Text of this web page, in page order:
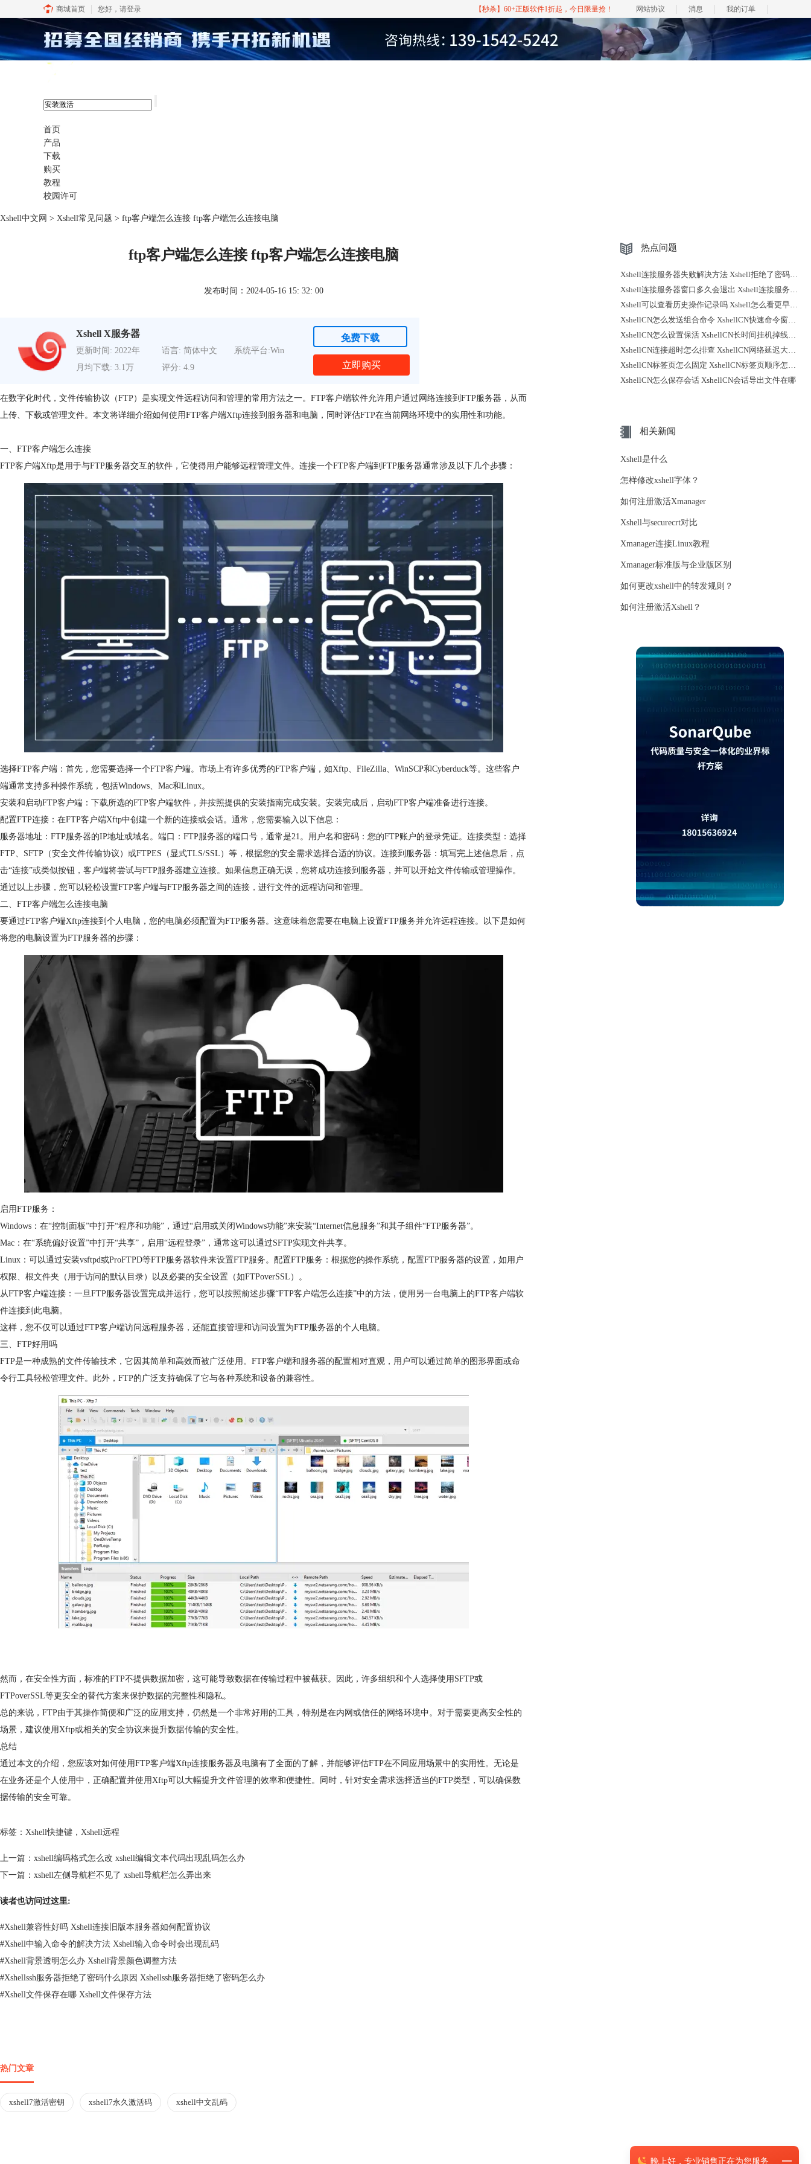
晚上好， 专业销售正在为您服务
商城首页 您好， 请登录 【秒杀】60+正版软件1折起，今日限量抢！ 网站协议 消息 我的订单
首页
产品
下载
购买
教程
校园许可
Xshell中文网 > Xshell常见问题 > ftp客户端怎么连接 ftp客户端怎么连接电脑
ftp客户端怎么连接 ftp客户端怎么连接电脑
发布时间：2024-05-16 15: 32: 00
Xshell X服务器
更新时间: 2022年 语言: 简体中文
系统平台:Win
月均下载: 3.1万
评分: 4.9
免费下载
立即购买
在数字化时代，文件传输协议（FTP）是实现文件远程访问和管理的常用方法之一。FTP客户端软件允许用户通过网络连接到FTP服务器，从而
上传、下载或管理文件。本文将详细介绍如何使用FTP客户端Xftp连接到服务器和电脑，同时评估FTP在当前网络环境中的实用性和功能。
一、FTP客户端怎么连接
FTP客户端Xftp是用于与FTP服务器交互的软件，它使得用户能够远程管理文件。连接一个FTP客户端到FTP服务器通常涉及以下几个步骤：
选择FTP客户端：首先，您需要选择一个FTP客户端。市场上有许多优秀的FTP客户端，如Xftp、FileZilla、WinSCP和Cyberduck等。这些客户
端通常支持多种操作系统，包括Windows、Mac和Linux。
安装和启动FTP客户端：下载所选的FTP客户端软件，并按照提供的安装指南完成安装。安装完成后，启动FTP客户端准备进行连接。
配置FTP连接：在FTP客户端Xftp中创建一个新的连接或会话。通常，您需要输入以下信息：
服务器地址：FTP服务器的IP地址或域名。端口：FTP服务器的端口号，通常是21。用户名和密码：您的FTP账户的登录凭证。连接类型：选择
FTP、SFTP（安全文件传输协议）或FTPES（显式TLS/SSL）等，根据您的安全需求选择合适的协议。连接到服务器：填写完上述信息后，点
击“连接”或类似按钮，客户端将尝试与FTP服务器建立连接。如果信息正确无误，您将成功连接到服务器，并可以开始文件传输或管理操作。
通过以上步骤，您可以轻松设置FTP客户端与FTP服务器之间的连接，进行文件的远程访问和管理。
二、FTP客户端怎么连接电脑
要通过FTP客户端Xftp连接到个人电脑，您的电脑必须配置为FTP服务器。这意味着您需要在电脑上设置FTP服务并允许远程连接。以下是如何
将您的电脑设置为FTP服务器的步骤：
启用FTP服务：
Windows：在“控制面板”中打开“程序和功能”，通过“启用或关闭Windows功能”来安装“Internet信息服务”和其子组件“FTP服务器”。
Mac：在“系统偏好设置”中打开“共享”，启用“远程登录”，通常这可以通过SFTP实现文件共享。
Linux：可以通过安装vsftpd或ProFTPD等FTP服务器软件来设置FTP服务。配置FTP服务：根据您的操作系统，配置FTP服务器的设置，如用户
权限、根文件夹（用于访问的默认目录）以及必要的安全设置（如FTPoverSSL）。
从FTP客户端连接：一旦FTP服务器设置完成并运行，您可以按照前述步骤“FTP客户端怎么连接”中的方法，使用另一台电脑上的FTP客户端软
件连接到此电脑。
这样，您不仅可以通过FTP客户端访问远程服务器，还能直接管理和访问设置为FTP服务器的个人电脑。
三、FTP好用吗
FTP是一种成熟的文件传输技术，它因其简单和高效而被广泛使用。FTP客户端和服务器的配置相对直观，用户可以通过简单的图形界面或命
令行工具轻松管理文件。此外，FTP的广泛支持确保了它与各种系统和设备的兼容性。
然而，在安全性方面，标准的FTP不提供数据加密，这可能导致数据在传输过程中被截获。因此，许多组织和个人选择使用SFTP或
FTPoverSSL等更安全的替代方案来保护数据的完整性和隐私。
总的来说，FTP由于其操作简便和广泛的应用支持，仍然是一个非常好用的工具，特别是在内网或信任的网络环境中。对于需要更高安全性的
场景，建议使用Xftp或相关的安全协议来提升数据传输的安全性。
总结
通过本文的介绍，您应该对如何使用FTP客户端Xftp连接服务器及电脑有了全面的了解，并能够评估FTP在不同应用场景中的实用性。无论是
在业务还是个人使用中，正确配置并使用Xftp可以大幅提升文件管理的效率和便捷性。同时，针对安全需求选择适当的FTP类型，可以确保数
据传输的安全可靠。
标签： Xshell快捷键 ， Xshell远程
上一篇： xshell编码格式怎么改 xshell编辑文本代码出现乱码怎么办
下一篇： xshell左侧导航栏不见了 xshell导航栏怎么弄出来
读者也访问过这里:
#Xshell兼容性好吗 Xshell连接旧版本服务器如何配置协议
#Xshell中输入命令的解决方法 Xshell输入命令时会出现乱码
#Xshell背景透明怎么办 Xshell背景颜色调整方法
#Xshellssh服务器拒绝了密码什么原因 Xshellssh服务器拒绝了密码怎么办
#Xshell文件保存在哪 Xshell文件保存方法
热门文章
xshell7激活密钥 xshell7永久激活码 xshell中文乱码
热点问题
Xshell连接服务器失败解决方法 Xshell拒绝了密码怎么回事
Xshell连接服务器窗口多久会退出 Xshell连接服务器时不弹出登录提示
Xshell可以查看历史操作记录吗 Xshell怎么看更早之前的记录
XshellCN怎么发送组合命令 XshellCN快速命令窗口怎么打开
XshellCN怎么设置保活 XshellCN长时间挂机掉线怎么减少
XshellCN连接超时怎么排查 XshellCN网络延迟大怎么优化
XshellCN标签页怎么固定 XshellCN标签页顺序怎么调整
XshellCN怎么保存会话 XshellCN会话导出文件在哪
相关新闻
Xshell是什么
怎样修改xshell字体？
如何注册激活Xmanager
Xshell与securecrt对比
Xmanager连接Linux教程
Xmanager标准版与企业版区别
如何更改xshell中的转发规则？
如何注册激活Xshell？